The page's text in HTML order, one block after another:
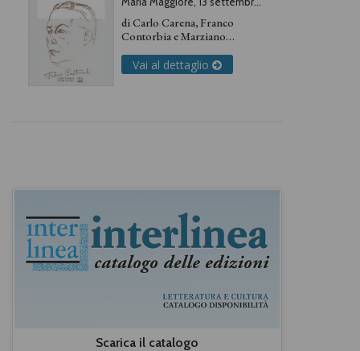
diCarlo Carena,Franco
ContorbiaeMarziano
Vai al dettaglio
Scarica il catalogo